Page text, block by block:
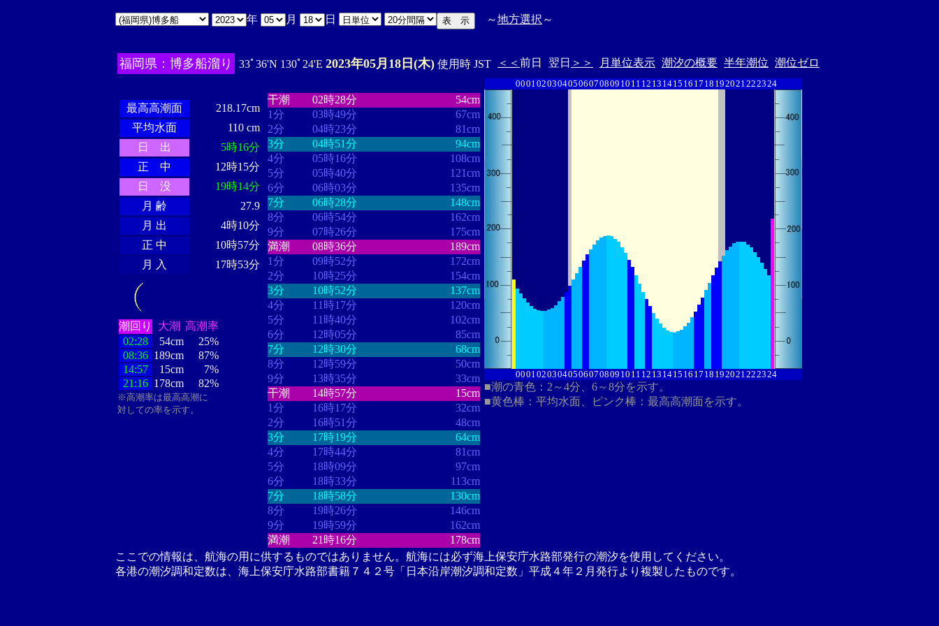
年 月 日 ～地方選択 ～
福岡県：博多船溜り 33ﾟ36'N 130ﾟ24'E 2023年05月18日(木) 使用時 JST ＜＜ 前日 翌日 ＞＞ 月単位表示 潮汐の概要 半年潮位 潮位ゼロ
最高高潮面
218.17cm
平均水面
110 cm
日 出
5時16分
正 中
12時15分
日 没
19時14分
月 齢
27.9
月 出
4時10分
正 中
10時57分
月 入
17時53分
潮回り 大潮 高潮率
02:28
54cm
25%
08:36 189cm
87%
14:57
15cm
7%
21:16 178cm 82%
※高潮率は最高高潮に
対しての率を示す。
干潮
02時28分
54cm
1分
03時49分
67cm
2分
04時23分
81cm
3分
04時51分
94cm
4分
05時16分
108cm
5分
05時40分
121cm
6分
06時03分
135cm
7分
06時28分
148cm
8分
06時54分
162cm
9分
07時26分
175cm
満潮
08時36分
189cm
1分
09時52分
172cm
2分
10時25分
154cm
3分
10時52分
137cm
4分
11時17分
120cm
5分
11時40分
102cm
6分
12時05分
85cm
7分
12時30分
68cm
8分
12時59分
50cm
9分
13時35分
33cm
干潮
14時57分
15cm
1分
16時17分
32cm
2分
16時51分
48cm
3分
17時19分
64cm
4分
17時44分
81cm
5分
18時09分
97cm
6分
18時33分
113cm
7分
18時58分
130cm
8分
19時26分
146cm
9分
19時59分
162cm
満潮
21時16分 178cm
00010203040506070809 10 11 12 13 1415 16 17 18 192021222324
00010203040506070809 10 11 12 13 1415 16 17 18 192021222324
■潮の青色：2～4分、6～8分を示す。
■黄色棒：平均水面、ピンク棒：最高高潮面を示す。
ここでの情報は、航海の用に供するものではありません。航海には必ず海上保安庁水路部発行の潮汐を使用してください。
各港の潮汐調和定数は、海上保安庁水路部書籍７４２号「日本沿岸潮汐調和定数」平成４年２月発行より複製したものです。